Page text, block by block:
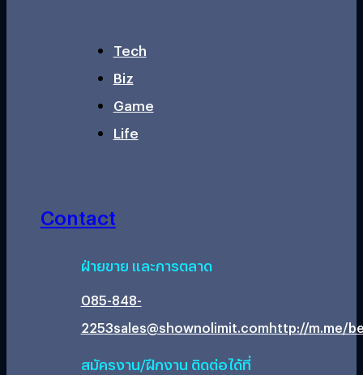
Tech
Biz
Game
Life
Contact
ฝ่ายขาย และการตลาด
085-848-
2253sales@shownolimit.comhttp://m.me/
สมัครงาน/ฝึกงาน ติดต่อได้ที่